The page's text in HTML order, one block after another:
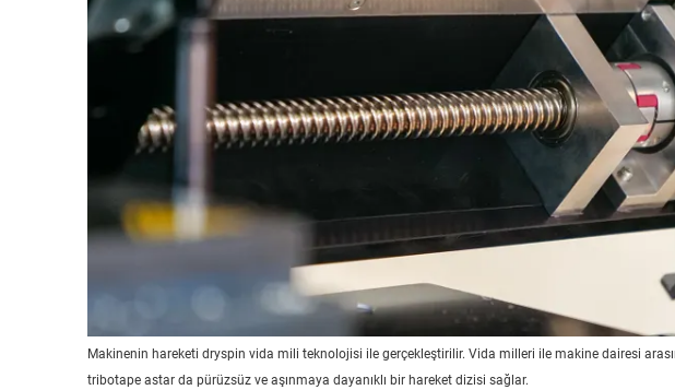
Makinenin hareketi dryspin vida mili teknolojisi ile gerçekleştirilir. Vida milleri ile makine dairesi
tribotape astar da pürüzsüz ve aşınmaya dayanıklı bir hareket dizisi sağlar.